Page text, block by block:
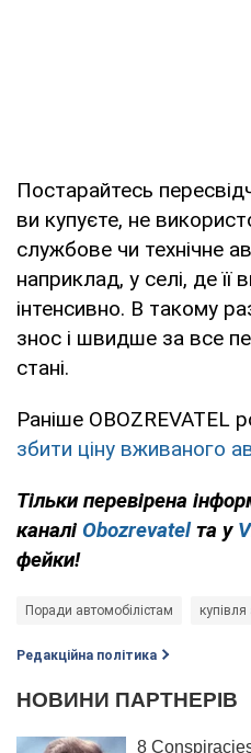
Постарайтесь
ви купуєте, не
службове чи технічне
наприклад, у селі, де
інтенсивно. В такому
знос і швидше за все
стані.
Раніше OBOZREVATEL
збити ціну вживаного
Тільки перевірена
каналі Obozrevatelта у
фейки!
Поради автомобілістам купівля
Редакційна політика